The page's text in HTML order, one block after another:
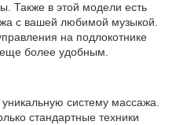
Также в этой модели есть
с вашей любимой музыкой.
на подлокотнике
более удобным.
систему массажа.
стандартные техники